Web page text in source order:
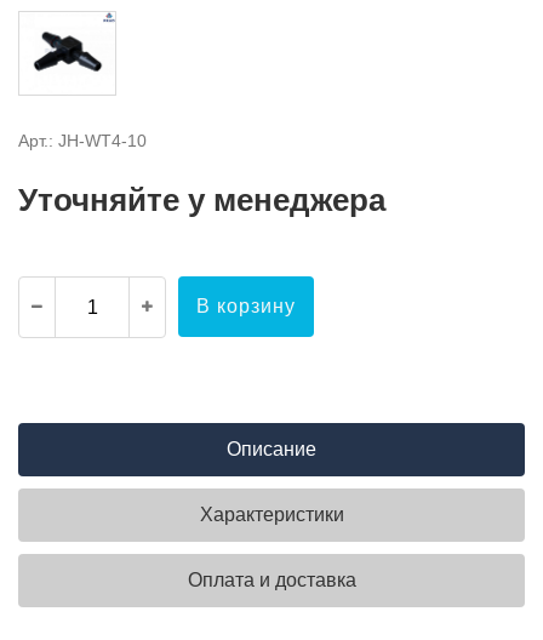
Арт.: JH-WT4-10
Уточняйте у менеджера
В корзину
Описание
Характеристики
Оплата и доставка